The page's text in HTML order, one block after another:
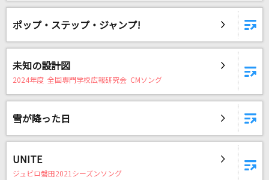
ポップ・ステップ・ジャンプ!
未知の設計図
2024年度 全国専門学校広報研究会 CMソング
雪が降った日
UNITE
ジュビロ磐田2021シーズンソング